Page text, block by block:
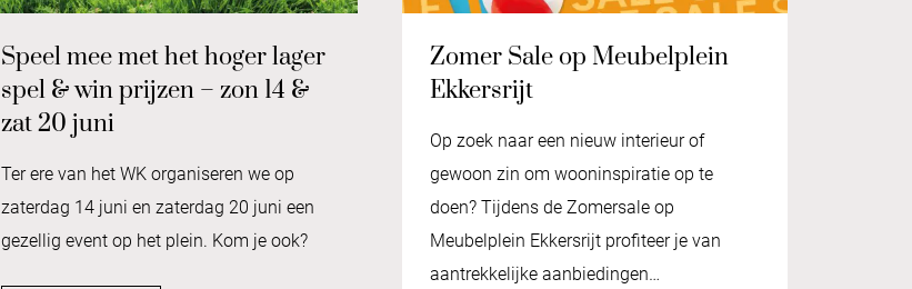
Speel mee met het hoger lager
spel & win prijzen – zon 14 &
zat 20 juni
Ter ere van het WK organiseren we op
zaterdag 14 juni en zaterdag 20 juni een
gezellig event op het plein. Kom je ook?
Zomer Sale op Meubelplein
Ekkersrijt
Op zoek naar een nieuw interieur of
gewoon zin om wooninspiratie op te
doen? Tijdens de Zomersale op
Meubelplein Ekkersrijt profiteer je van
aantrekkelijke aanbiedingen…